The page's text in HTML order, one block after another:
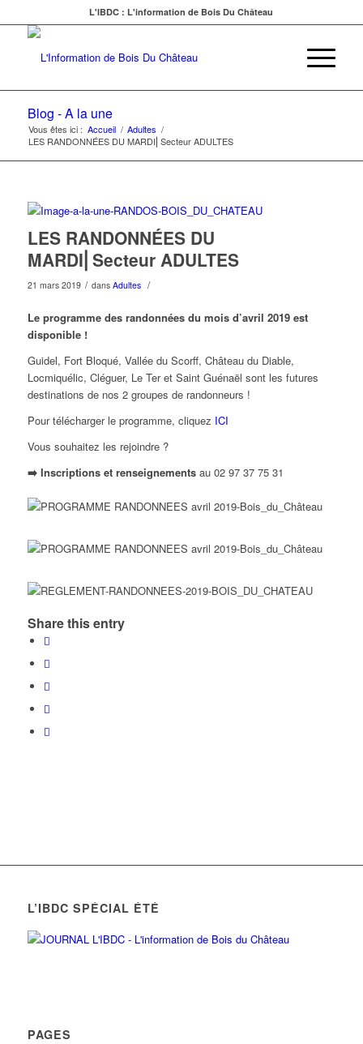
L'IBDC : L'information de Bois Du Château
Blog - A la une
Vous êtes ici : Accueil / Adultes /
LES RANDONNÉES DU MARDI⎜Secteur ADULTES
LES RANDONNÉES DU
MARDI⎜Secteur ADULTES
21 mars 2019 / dans Adultes /
Le programme des randonnées du mois d’avril 2019 est
disponible !
Guidel, Fort Bloqué, Vallée du Scorff, Château du Diable,
Locmiquélic, Cléguer, Le Ter et Saint Guénaël sont les futures
destinations de nos 2 groupes de randonneurs !
Pour télécharger le programme, cliquez ICI
Vous souhaitez les rejoindre ?
➡️ Inscriptions et renseignements au 02 97 37 75 31
Share this entry
L’IBDC SPÉCIAL ÉTÉ
PAGES